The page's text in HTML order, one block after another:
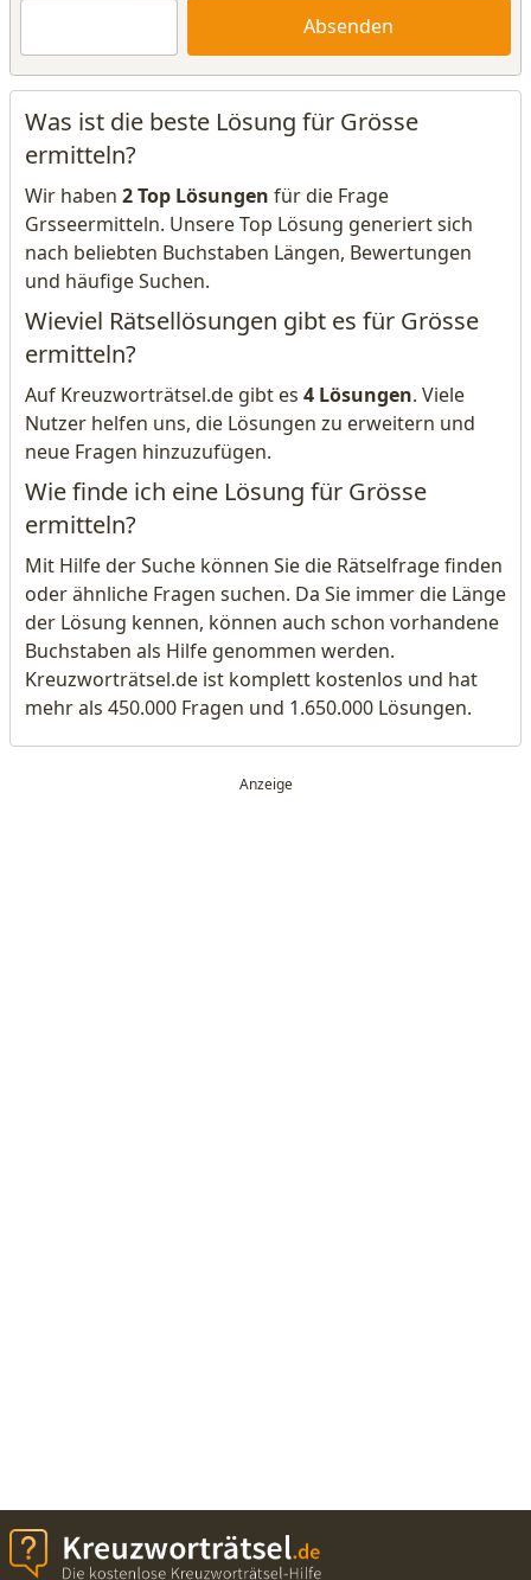
Absenden
Was ist die beste Lösung für Grösse
ermitteln?
Wir haben 2 Top Lösungen für die Frage
Grsseermitteln. Unsere Top Lösung generiert sich
nach beliebten Buchstaben Längen, Bewertungen
und häufige Suchen.
Wieviel Rätsellösungen gibt es für Grösse
ermitteln?
Auf Kreuzworträtsel.de gibt es 4 Lösungen. Viele
Nutzer helfen uns, die Lösungen zu erweitern und
neue Fragen hinzuzufügen.
Wie finde ich eine Lösung für Grösse
ermitteln?
Mit Hilfe der Suche können Sie die Rätselfrage finden
oder ähnliche Fragen suchen. Da Sie immer die Länge
der Lösung kennen, können auch schon vorhandene
Buchstaben als Hilfe genommen werden.
Kreuzworträtsel.de ist komplett kostenlos und hat
mehr als 450.000 Fragen und 1.650.000 Lösungen.